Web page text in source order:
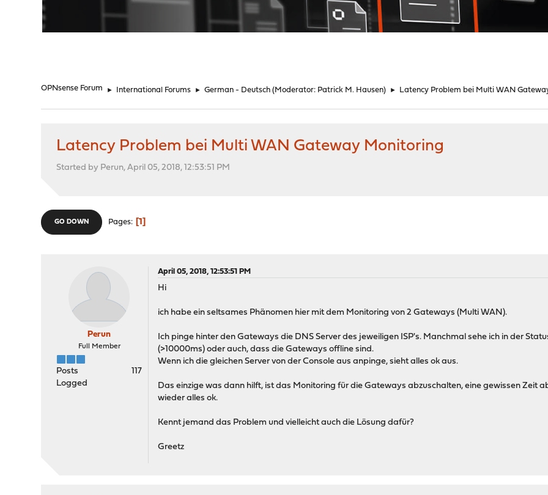
OPNsense Forum ► International Forums ► German - Deutsch (Moderator: Patrick M. Hausen) ► Latency Problem bei Multi WAN
Latency Problem bei Multi WAN Gateway Monitoring
Started by Perun, April 05, 2018, 12:53:51 PM
GO DOWN Pages 1
Perun
Full Member
Posts
117
Logged
April 05, 2018, 12:53:51 PM
Hi
ich habe ein seltsames Phänomen hier mit dem Monitoring von 2 Gateways (Multi WAN).
Ich pinge hinter den Gateways die DNS Server des jeweiligen ISP's. Manchmal sehe ich in der
(>10000ms) oder auch, dass die Gateways offline sind.
Wenn ich die gleichen Server von der Console aus anpinge, sieht alles ok aus.
Das einzige was dann hilft, ist das Monitoring für die Gateways abzuschalten, eine gewissen Zeit
wieder alles ok.
Kennt jemand das Problem und vielleicht auch die Lösung dafür?
Greetz